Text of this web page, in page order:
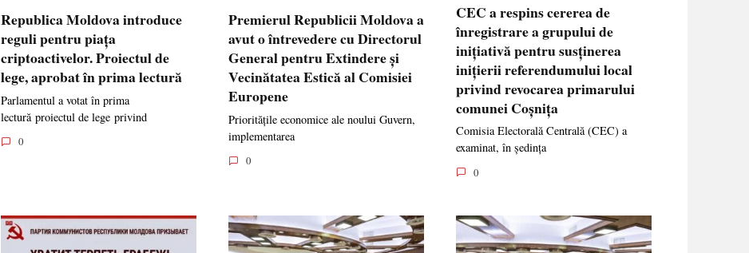
Republica Moldova introduce
reguli pentru piața
criptoactivelor. Proiectul de
lege, aprobat în prima lectură
Parlamentul a votat în prima
lectură proiectul de lege privind
0
Premierul Republicii Moldova a
avut o întrevedere cu Directorul
General pentru Extindere și
Vecinătatea Estică al Comisiei
Europene
Prioritățile economice ale noului Guvern,
implementarea
0
CEC a respins cererea de
înregistrare a grupului de
inițiativă pentru susținerea
inițierii referendumului local
privind revocarea primarului
comunei Coșnița
Comisia Electorală Centrală (CEC) a
examinat, în ședința
0